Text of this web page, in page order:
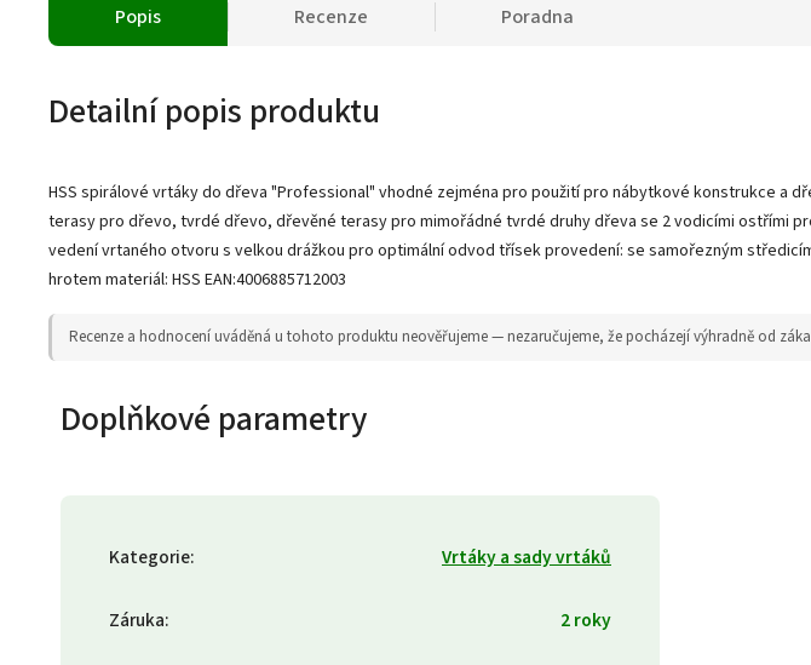
Popis Recenze Poradna
Detailní popis produktu
HSS spirálové vrtáky do dřeva "Professional" vhodné zejména pro použití pro nábytkové konstrukce a
terasy pro dřevo, tvrdé dřevo, dřevěné terasy pro mimořádné tvrdé druhy dřeva se 2 vodicími ostřími
vedení vrtaného otvoru s velkou drážkou pro optimální odvod třísek provedení: se samořezným
hrotem materiál: HSS EAN:4006885712003
Recenze a hodnocení uváděná u tohoto produktu neověřujeme — nezaručujeme, že pocházejí výhradně od
Doplňkové parametry
Kategorie: Vrtáky a sady vrtáků
Záruka: 2 roky